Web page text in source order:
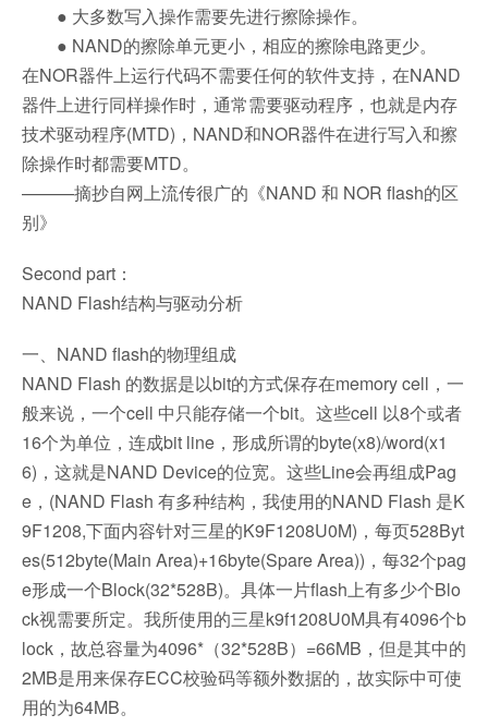
● 大多数写入操作需要先进行擦除操作。
● NAND的擦除单元更小，相应的擦除电路更少。
在NOR器件上运行代码不需要任何的软件支持，在NAND
器件上进行同样操作时，通常需要驱动程序，也就是内存
技术驱动程序(MTD)，NAND和NOR器件在进行写入和擦
除操作时都需要MTD。
———摘抄自网上流传很广的《NAND 和 NOR flash的区
别》
Second part：
NAND Flash结构与驱动分析
一、NAND flash的物理组成
NAND Flash 的数据是以bit的方式保存在memory cell，一
般来说，一个cell 中只能存储一个bit。这些cell 以8个或者
16个为单位，连成bit line，形成所谓的byte(x8)/word(x1
6)，这就是NAND Device的位宽。这些Line会再组成Pag
e，(NAND Flash 有多种结构，我使用的NAND Flash 是K
9F1208,下面内容针对三星的K9F1208U0M)，每页528Byt
es(512byte(Main Area)+16byte(Spare Area))，每32个pag
e形成一个Block(32*528B)。具体一片flash上有多少个Blo
ck视需要所定。我所使用的三星k9f1208U0M具有4096个b
lock，故总容量为4096*（32*528B）=66MB，但是其中的
2MB是用来保存ECC校验码等额外数据的，故实际中可使
用的为64MB。